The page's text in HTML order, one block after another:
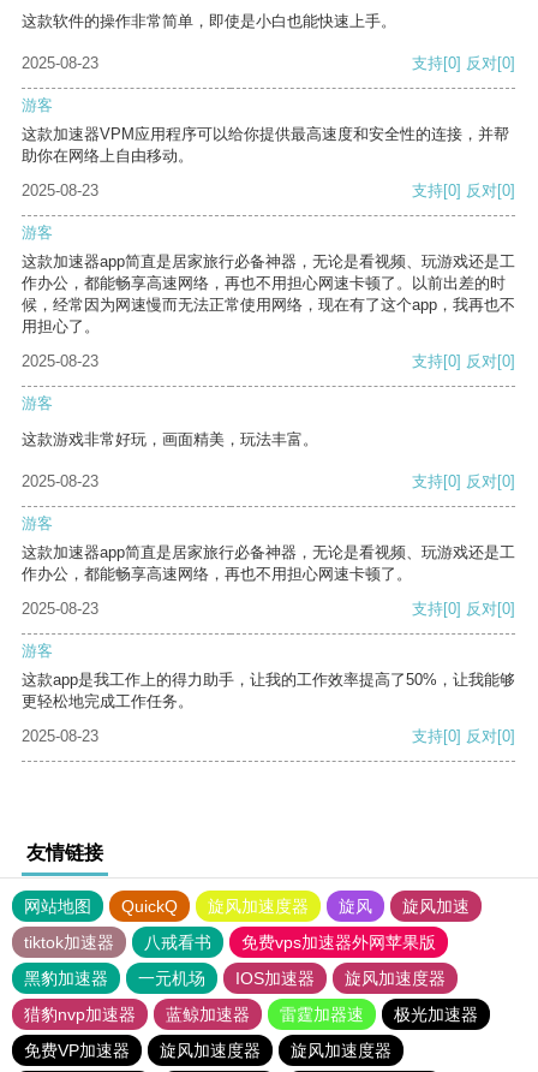
这款软件的操作非常简单，即使是小白也能快速上手。
2025-08-23 支持[0] 反对[0]
游客
这款加速器VPM应用程序可以给你提供最高速度和安全性的连接，并帮
助你在网络上自由移动。
2025-08-23
支持[0] 反对[0]
游客
这款加速器app简直是居家旅行必备神器，无论是看视频、玩游戏还是工
作办公，都能畅享高速网络，再也不用担心网速卡顿了。以前出差的时
候，经常因为网速慢而无法正常使用网络，现在有了这个app，我再也不
用担心了。
2025-08-23
支持[0] 反对[0]
游客
这款游戏非常好玩，画面精美，玩法丰富。
2025-08-23 支持[0] 反对[0]
游客
这款加速器app简直是居家旅行必备神器，无论是看视频、玩游戏还是工
作办公，都能畅享高速网络，再也不用担心网速卡顿了。
2025-08-23
支持[0] 反对[0]
游客
这款app是我工作上的得力助手，让我的工作效率提高了50%，让我能够
更轻松地完成工作任务。
2025-08-23
支持[0] 反对[0]
友情链接
网站地图 QuickQ 旋风加速度器 旋风
旋风加速
tiktok加速器
八戒看书
免费vps加速器外网苹果版
黑豹加速器
一元机场 IOS加速器
旋风加速度器
猎豹nvp加速器
蓝鲸加速器 雷霆加器速
极光加速器
免费VP加速器
旋风加速度器 旋风加速度器